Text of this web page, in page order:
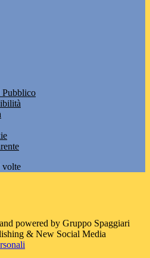
volte
powered by Gruppo Spaggiari
& New Social Media